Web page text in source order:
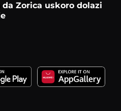
Zorica uskoro dolazi